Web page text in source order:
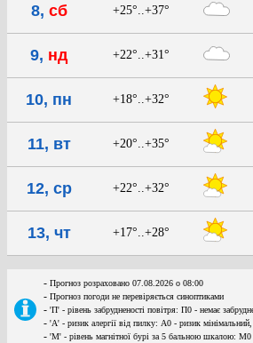
8, сб +25°..+37°
9, нд +22°..+31°
10, пн +18°..+32°
11, вт +20°..+35°
12, ср +22°..+32°
13, чт +17°..+28°
- Прогноз розраховано 07.08.2026 о 08:00
- Прогноз погоди не перевіряється синоптиками
- 'П' - рівень забрудненості повітря: П0 - немає
- 'А' - ризик алергії від пилку: А0 - ризик
- 'М' - рівень магнітної бурі за 5 бальною шкалою: M0